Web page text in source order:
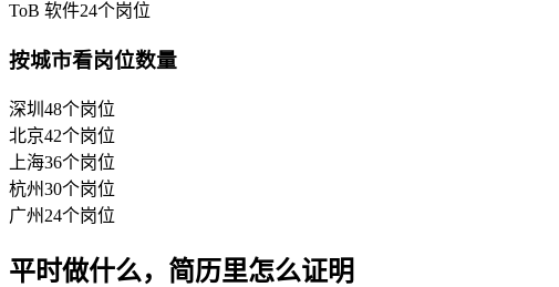
ToB 软件24个岗位
按城市看岗位数量
深圳 48个岗位
北京42个岗位
上海36个岗位
杭州30个岗位
广州 24个岗位
平时做什么，简历里怎么证明